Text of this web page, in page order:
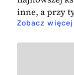
inne, a przy
Zobacz więcej